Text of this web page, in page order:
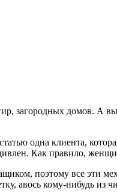
загородных домов. А
одна клиента,
Как правило,
поэтому все эти
авось кому-нибудь из